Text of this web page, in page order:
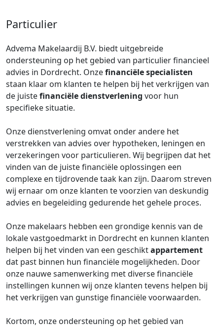
Particulier
Advema Makelaardij B.V. biedt uitgebreide
ondersteuning op het gebied van particulier financieel
advies in Dordrecht. Onzefinanciële specialisten
staan klaar om klanten te helpen bij het verkrijgen van
de juistefinanciële dienstverlening voor hun
specifieke situatie.
Onze dienstverlening omvat onder andere het
verstrekken van advies over hypotheken, leningen en
verzekeringen voor particulieren. Wij begrijpen dat het
vinden van de juiste financiële oplossingen een
complexe en tijdrovende taak kan zijn. Daarom streven
wij ernaar om onze klanten te voorzien van deskundig
advies en begeleiding gedurende het gehele proces.
Onze makelaars hebben een grondige kennis van de
lokale vastgoedmarkt in Dordrecht en kunnen klanten
helpen bij het vinden van een geschiktappartement
dat past binnen hun financiële mogelijkheden. Door
onze nauwe samenwerking met diverse financiële
instellingen kunnen wij onze klanten tevens helpen bij
het verkrijgen van gunstige financiële voorwaarden.
Kortom, onze ondersteuning op het gebied van